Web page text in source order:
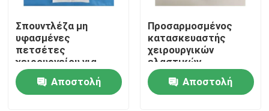
Σπίτι
Προϊόντα
Σπουντλέζα μη
υφασμένες
πετσέτες
χειρουργείου για
αποστειρωμένες
διαδικασίεςΑποστολή
Προσαρμοσμένος
κατασκευαστής
χειρουργικών
ελαστικών
αδιάβροχων
επιδέσμων μιας
χρήσης
Αποστολή